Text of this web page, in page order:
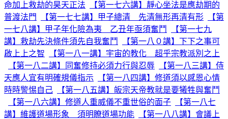
命加上救劫的昊天正法
【第一七六講】靜心坐法是應劫期的
普渡法門
【第一七七講】甲子總清 先清無形再清有形
【第
一七八講】甲子年化險為夷 乙丑年亟須奮鬥
【第一七九
講】救劫先決條件須先自我奮鬥
【第一八０講】下下之事可
啟上上之智
【第一八一講】宇宙的教化 超乎宗教派別之上
【第一八二講】同奮修持必須力行與忍辱
【第一八三講】侍
天應人宜有明確規儀指示
【第一八四講】修道須以感恩心情
時時警惕自己
【第一八五講】皈宗天帝教就是要犧牲與奮鬥
【第一八六講】修道人重威儀不重世俗的面子
【第一八七
講】維護道場形象 須明瞭道場功能
【第一八八講】會議上